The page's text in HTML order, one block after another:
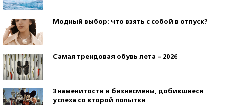
Модный выбор: что взять с собой в отпуск?
Самая трендовая обувь лета – 2026
Знаменитости и бизнесмены, добившиеся
успеха со второй попытки